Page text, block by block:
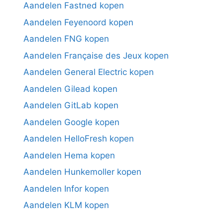
Aandelen Fastned kopen
Aandelen Feyenoord kopen
Aandelen FNG kopen
Aandelen Française des Jeux kopen
Aandelen General Electric kopen
Aandelen Gilead kopen
Aandelen GitLab kopen
Aandelen Google kopen
Aandelen HelloFresh kopen
Aandelen Hema kopen
Aandelen Hunkemoller kopen
Aandelen Infor kopen
Aandelen KLM kopen